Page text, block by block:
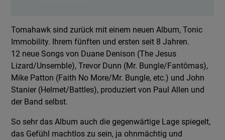
Tomahawk sind zurück mit einem neuen Album, Tonic
Immobility. Ihrem fünften und ersten seit 8 Jahren.
12 neue Songs von Duane Denison (The Jesus
Lizard/Unsemble), Trevor Dunn (Mr. Bungle/Fantômas),
Mike Patton (Faith No More/Mr. Bungle, etc.) und John
Stanier (Helmet/Battles), produziert von Paul Allen und
der Band selbst.
So sehr das Album auch die gegenwärtige Lage spiegelt,
das Gefühl machtlos zu sein, ja ohnmächtig und